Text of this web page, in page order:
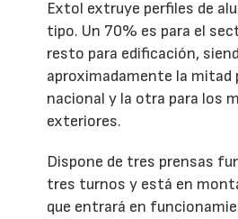
Extol extruye perfiles de
tipo. Un 70% es para el
resto para edificación,
aproximadamente la mitad
nacional y la otra para los
exteriores.
Dispone de tres prensas
tres turnos y está en
que entrará en